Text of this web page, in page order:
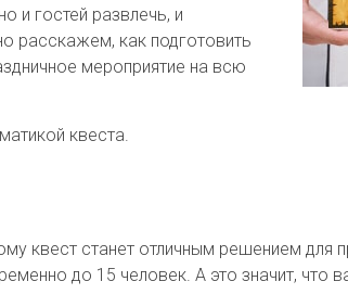
и гостей развлечь, и
расскажем, как подготовить
мероприятие на всю
квеста.
квест станет отличным решением для
до 15 человек. А это значит,